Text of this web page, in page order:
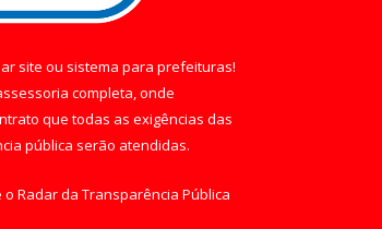
site ou sistema para prefeituras!
completa, onde
que todas as exigências das
pública serão atendidas.
o Radar da Transparência Pública